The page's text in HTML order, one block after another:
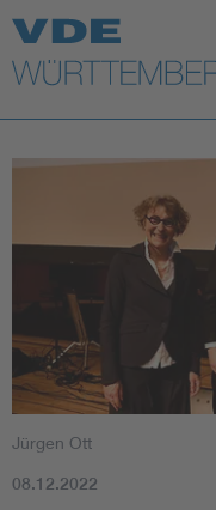
Top Themen
Fokusthemen
AI & Digital Trust
Health
Mobility
Jürgen Ott
08.12.2022